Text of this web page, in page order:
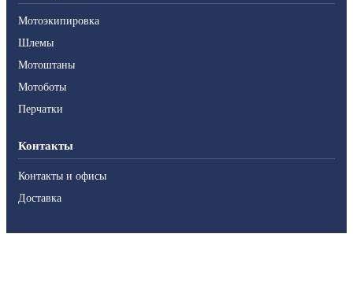
Мотоэкипировка
Шлемы
Мотоштаны
Мотоботы
Перчатки
Контакты
Контакты и офисы
Доставка